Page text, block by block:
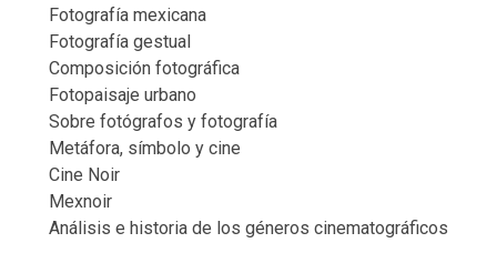
Fotografía mexicana
Fotografía gestual
Composición fotográfica
Fotopaisaje urbano
Sobre fotógrafos y fotografía
Metáfora, símbolo y cine
Cine Noir
Mexnoir
Análisis e historia de los géneros cinematográficos